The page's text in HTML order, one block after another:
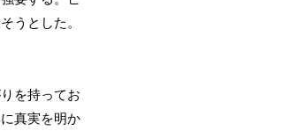
うとした。
を持ってお
真実を明か